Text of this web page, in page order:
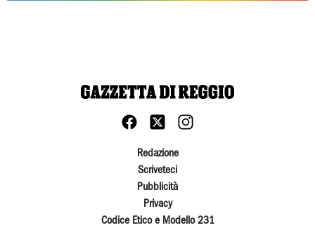
Redazione
Scriveteci
Pubblicità
Privacy
Codice Etico e Modello 231